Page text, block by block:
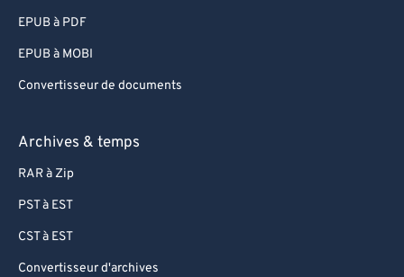
EPUB à PDF
EPUB à MOBI
Convertisseur de documents
Archives & temps
RAR à Zip
PST à EST
CST à EST
Convertisseur d'archives